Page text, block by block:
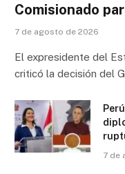
Comisionado
7 de agosto de 2026
El expresidente del
criticó la decisión del
7 de